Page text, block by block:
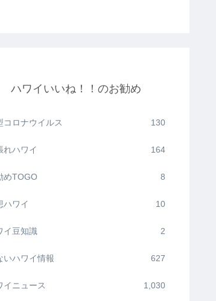
ハワイいいね！！のお勧め
コロナウイルス 130
れハワイ 164
めTOGO 8
ハワイ 10
イ豆知識 2
いハワイ情報 627
イニュース 1,030